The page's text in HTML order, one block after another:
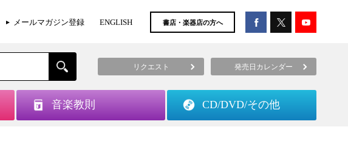
メールマガジン登録 ENGLISH 書店・楽器店の方へ
リクエスト 発売日カレンダー
音楽教則 CD/DVD/その他